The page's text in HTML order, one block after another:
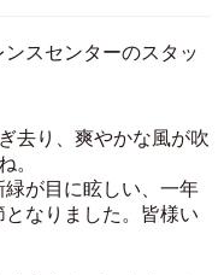
スセンターのスタッ
去り、爽やかな風が吹
。
が目に眩しい、一年
なりました。皆様い